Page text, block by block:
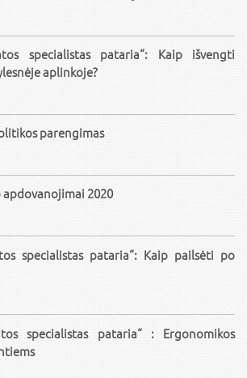
specialistas pataria“: Kaip išvengti
aplinkoje?
parengimas
2020
specialistas pataria“: Kaip pailsėti po
specialistas pataria“ : Ergonomikos